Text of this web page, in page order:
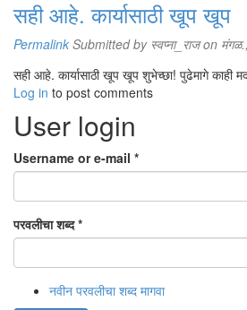
सही आहे. कार्यासाठी खूप खूप
Permalink Submitted by स्वप्ना_राजon
सही आहे. कार्यासाठी खूप खूप शुभेच्छा! पुढेमागे काही
Log in to post comments
User login
Username or e-mail *
परवलीचा शब्द*
नवीन परवलीचा शब्द मागवा